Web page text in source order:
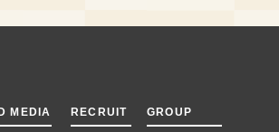
MEDIA RECRUIT GROUP